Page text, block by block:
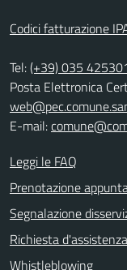
Codici fatturazione
Tel:(+39) 035
Posta Elettronica
E-mail:
Leggi le FAQ
Prenotazione
Segnalazione
Richiesta d'assistenza
Whistleblowing